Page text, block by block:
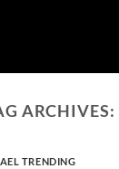
ARCHIVES:
TRENDING